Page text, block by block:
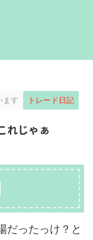
ます トレード日記
れじゃぁ
だったっけ？と